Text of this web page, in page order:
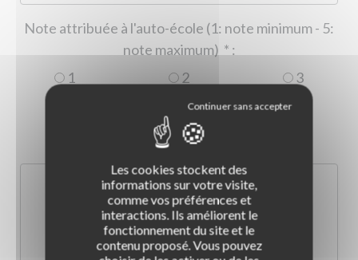
Note attribuée à l'auto-école (1: note minimum - 5:
* :
1
2
3
5
Les cookies stockent des
informations sur votre visite,
comme vos préférences et
interactions. Ils améliorent le
fonctionnement du site et le
contenu proposé. Vous pouvez